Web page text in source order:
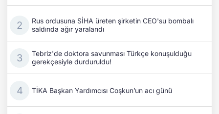
Rus ordusuna SİHA üreten şirketin CEO'su bombalı
saldırıda ağır yaralandı
Tebriz'de doktora savunması Türkçe konuşulduğu
gerekçesiyle durduruldu!
TİKA Başkan Yardımcısı Coşkun’un acı günü